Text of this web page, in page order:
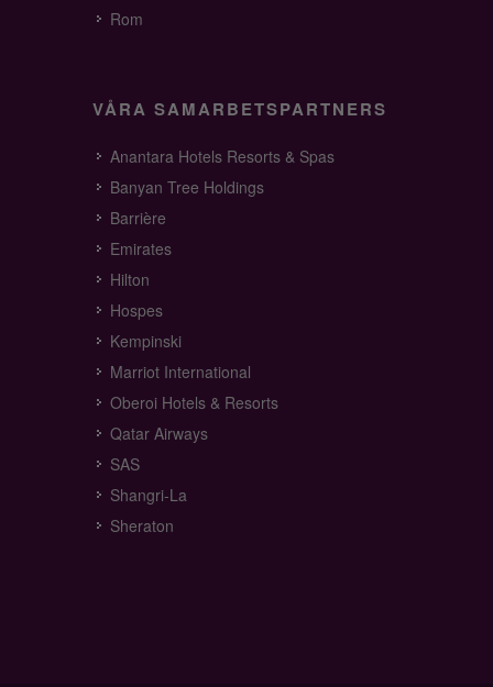
Rom
VÅRA SAMARBETSPARTNERS
Anantara Hotels Resorts & Spas
Banyan Tree Holdings
Barrière
Emirates
Hilton
Hospes
Kempinski
Marriot International
Oberoi Hotels & Resorts
Qatar Airways
SAS
Shangri-La
Sheraton